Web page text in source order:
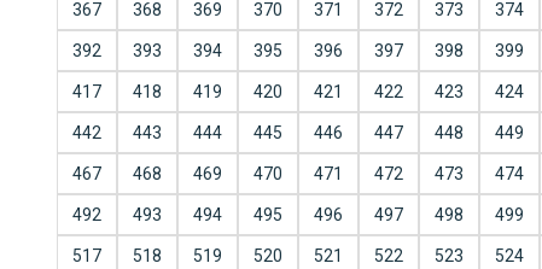
367 368 369 370 371 372 373 374
392 393 394 395 396 397 398 399
417 418 419 420 421 422 423 424
442 443 444 445 446 447 448 449
467 468 469 470 471 472 473 474
492 493 494 495 496 497 498 499
517 518 519 520 521 522 523 524